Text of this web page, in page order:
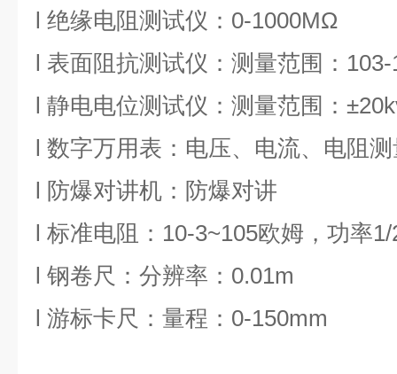
l 绝缘电阻测试仪：0-1000MΩ
l 表面阻抗测试仪：测量范围：
l 静电电位测试仪：测量范围：
l 数字万用表：电压、电流、电阻
l 防爆对讲机：防爆对讲
l 标准电阻：10-3~105欧姆，功率
l 钢卷尺：分辨率：0.01m
l 游标卡尺：量程：0-150mm